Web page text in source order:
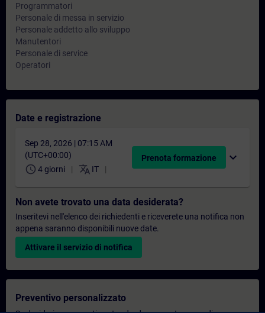
Programmatori
Personale di messa in servizio
Personale addetto allo sviluppo
Manutentori
Personale di service
Operatori
Date e registrazione
Sep 28, 2026 | 07:15 AM
(UTC+00:00)
schedule 4 giorni translate IT
Prenota formazione expand_more
Non avete trovato una data desiderata?
Inseritevi nell'elenco dei richiedenti e riceverete una notifica non
appena saranno disponibili nuove date.
Attivare il servizio di notifica
Preventivo personalizzato